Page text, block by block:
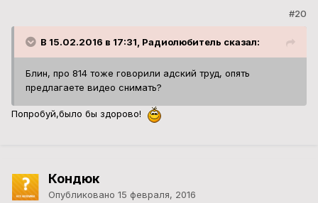
#20
В 15.02.2016 в 17:31, Радиолюбитель сказал:
Блин, про 814 тоже говорили адский труд, опять
предлагаете видео снимать?
Попробуй,было бы здорово!
Кондюк
Опубликовано 15 февраля, 2016